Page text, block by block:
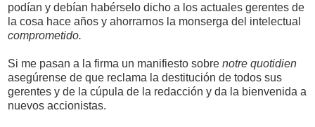
podían y debían habérselo dicho a los actuales gerentes de
la cosa hace años y ahorrarnos la monserga del intelectual
comprometido.
Si me pasan a la firma un manifiesto sobre notre quotidien
asegúrense de que reclama la destitución de todos sus
gerentes y de la cúpula de la redacción y da la bienvenida a
nuevos accionistas.